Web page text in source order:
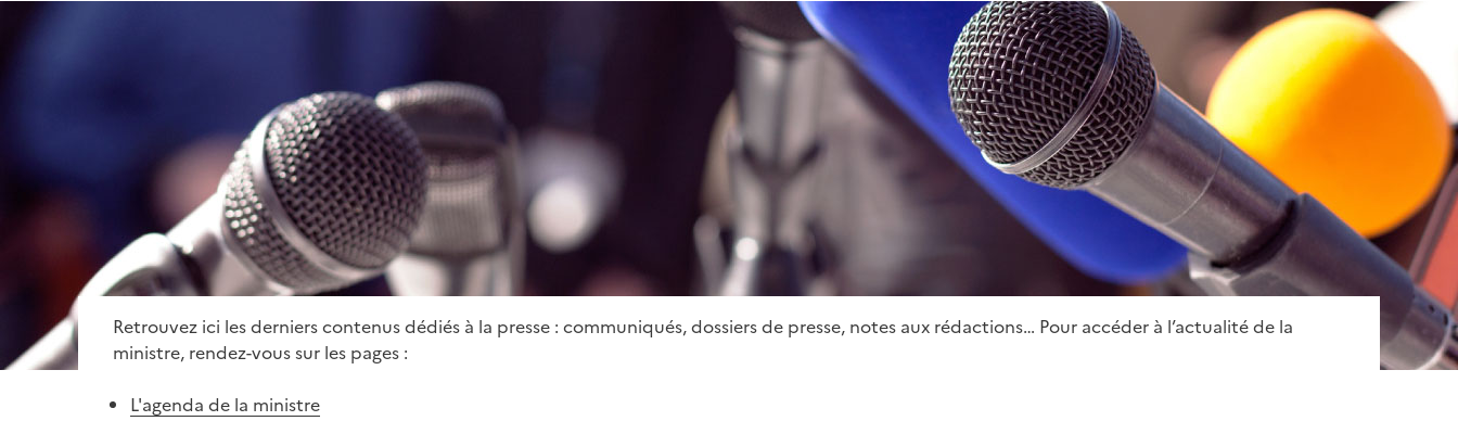
Retrouvez ici les derniers contenus dédiés à la presse : communiqués, dossiers de presse, notes aux rédactions… Pour accéder à l’actualité de la
ministre, rendez-vous sur les pages :
L'agenda de la ministre